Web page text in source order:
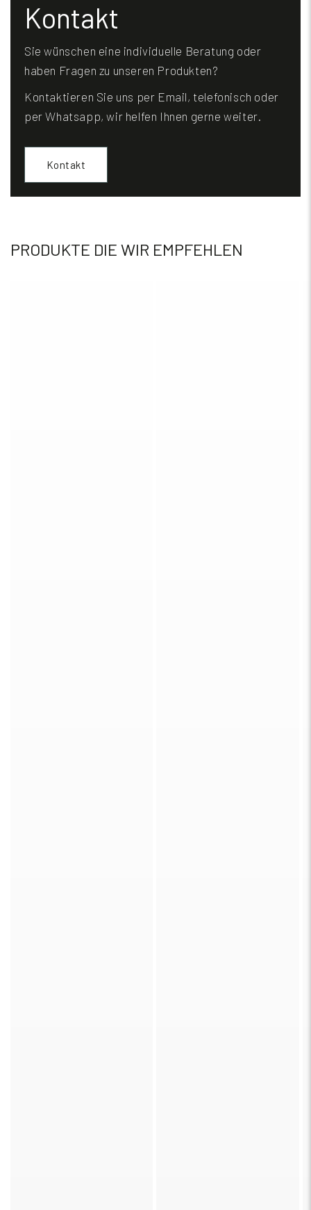
Kontakt
Sie wünschen eine individuelle Beratung oder
haben Fragen zu unseren Produkten?
Kontaktieren Sie uns per Email, telefonisch oder
per Whatsapp, wir helfen Ihnen gerne weiter.
Kontakt
PRODUKTE DIE WIR EMPFEHLEN